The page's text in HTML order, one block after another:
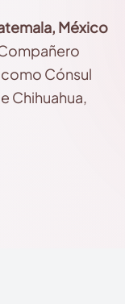
México
Cónsul
Chihuahua,